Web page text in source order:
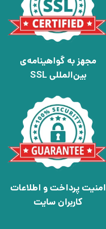
مجهز به گواهینامه‌ی
بین‌المللی SSL
امنیت پرداخت و اطلاعات
کاربران سایت